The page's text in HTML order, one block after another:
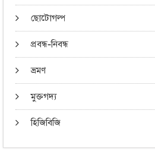
ছোটোগল্প
প্রবন্ধ-নিবন্ধ
ভ্রমণ
মুক্তগদ্য
হিজিবিজি